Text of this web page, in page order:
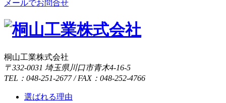
メールでお問合せ
桐山工業株式会社
〒332-0031 埼玉県川口市青木4-16-5
TEL：048-251-2677 / FAX：048-252-4766
選ばれる理由